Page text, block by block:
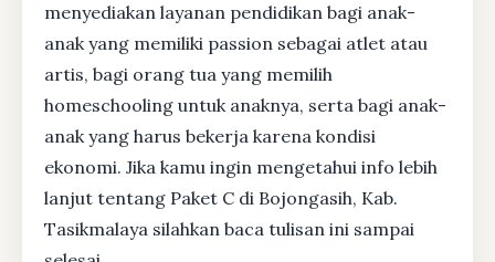
menyediakan layanan pendidikan bagi anak-
anak yang memiliki passion sebagai atlet atau
artis, bagi orang tua yang memilih
homeschooling untuk anaknya, serta bagi anak-
anak yang harus bekerja karena kondisi
ekonomi. Jika kamu ingin mengetahui info lebih
lanjut tentang Paket C di Bojongasih, Kab.
Tasikmalaya silahkan baca tulisan ini sampai